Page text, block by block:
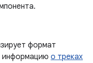
формат
информацию о треках